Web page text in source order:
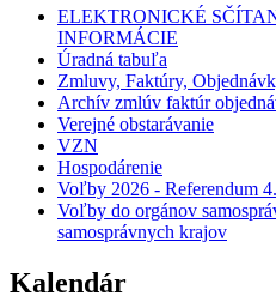
ELEKTRONICKÉ
INFORMÁCIE
Úradná tabuľa
Zmluvy, Faktúry,
Archív zmlúv faktúr
Verejné obstarávanie
VZN
Hospodárenie
Voľby 2026 - Referendum
Voľby do orgánov
samosprávnych krajov
Kalendár